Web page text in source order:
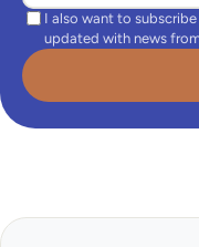
I also want to
updated with news